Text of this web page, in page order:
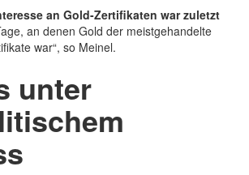
an Gold-Zertifikaten war zuletzt
an denen Gold der meistgehandelte
war“, so Meinel.
unter